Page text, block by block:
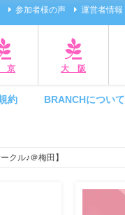
参加者様の声 運営者情報
京 大 阪
約 BRANCHについて
クル♪＠梅田】